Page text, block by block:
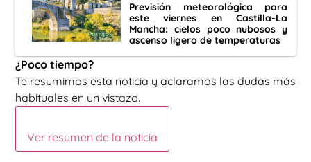
Previsión meteorológica para
este viernes en Castilla-La
Mancha: cielos poco nubosos y
ascenso ligero de temperaturas
¿Poco tiempo?
Te resumimos esta noticia y aclaramos las dudas más
habituales en un vistazo.
Ver resumen de la noticia